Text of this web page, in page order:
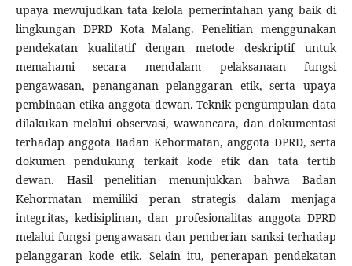
upaya mewujudkan tata kelola pemerintahan yang baik di
lingkungan DPRD Kota Malang. Penelitian menggunakan
pendekatan kualitatif dengan metode deskriptif untuk
memahami secara mendalam pelaksanaan fungsi
pengawasan, penanganan pelanggaran etik, serta upaya
pembinaan etika anggota dewan. Teknik pengumpulan data
dilakukan melalui observasi, wawancara, dan dokumentasi
terhadap anggota Badan Kehormatan, anggota DPRD, serta
dokumen pendukung terkait kode etik dan tata tertib
dewan. Hasil penelitian menunjukkan bahwa Badan
Kehormatan memiliki peran strategis dalam menjaga
integritas, kedisiplinan, dan profesionalitas anggota DPRD
melalui fungsi pengawasan dan pemberian sanksi terhadap
pelanggaran kode etik. Selain itu, penerapan pendekatan